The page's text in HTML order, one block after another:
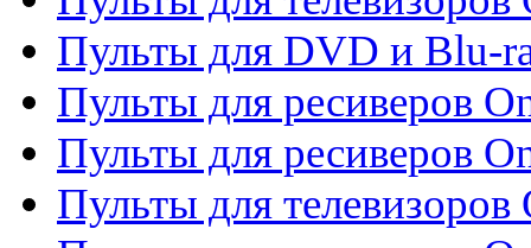
Пульты для DVD и Blu-
Пульты для ресиверов
Пульты для ресиверов
Пульты для телевизоров